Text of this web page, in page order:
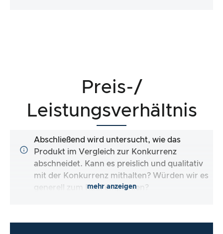
Preis-/
Leistungsverhältnis
Abschließend wird untersucht, wie das
Produkt im Vergleich zur Konkurrenz
abschneidet. Kann es preislich und qualitativ
mit der Konkurrenz mithalten? Würden wir es
generell zum Kauf empfehlen?
mehr anzeigen